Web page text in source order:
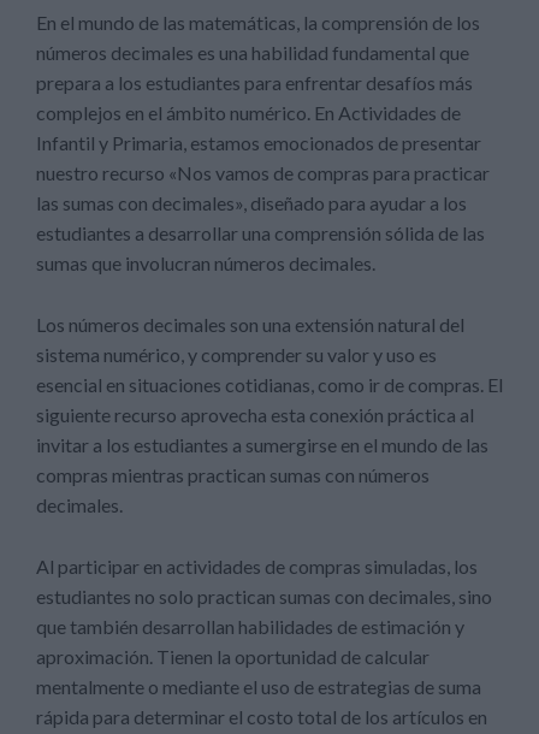
En el mundo de las matemáticas, la comprensión de los
números decimales es una habilidad fundamental que
prepara a los estudiantes para enfrentar desafíos más
complejos en el ámbito numérico. En Actividades de
Infantil y Primaria, estamos emocionados de presentar
nuestro recurso «Nos vamos de compras para practicar
las sumas con decimales», diseñado para ayudar a los
estudiantes a desarrollar una comprensión sólida de las
sumas que involucran números decimales.
Los números decimales son una extensión natural del
sistema numérico, y comprender su valor y uso es
esencial en situaciones cotidianas, como ir de compras. El
siguiente recurso aprovecha esta conexión práctica al
invitar a los estudiantes a sumergirse en el mundo de las
compras mientras practican sumas con números
decimales.
Al participar en actividades de compras simuladas, los
estudiantes no solo practican sumas con decimales, sino
que también desarrollan habilidades de estimación y
aproximación. Tienen la oportunidad de calcular
mentalmente o mediante el uso de estrategias de suma
rápida para determinar el costo total de los artículos en